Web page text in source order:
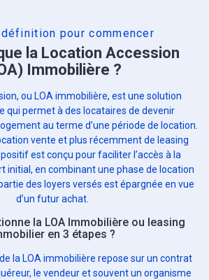
pour commencer
la Location Accession
Immobilière ?
ou LOA immobilière, est une solution
qui permet à des locataires de devenir
au terme d’une période de location.
vente et plus récemment de leasing
est conçu pour faciliter l’accès à la
initial, en combinant une phase de location
des loyers versés est épargnée en vue
d’un futur achat.
la LOA Immobilière ou leasing
en 3 étapes ?
la LOA immobilière repose sur un contrat
le vendeur et souvent un organisme